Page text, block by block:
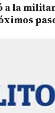
a la